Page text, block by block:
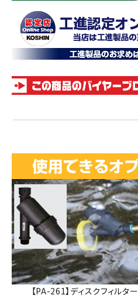
【PA-261】ディスクフィルター